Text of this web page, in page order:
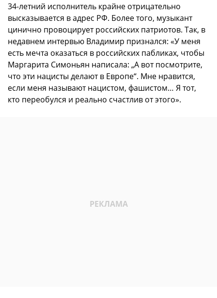
34-летний исполнитель крайне отрицательно
высказывается в адрес РФ. Более того, музыкант
цинично провоцирует российских патриотов. Так, в
недавнем интервью Владимир признался: «У меня
есть мечта оказаться в российских пабликах, чтобы
Маргарита Симоньян написала: „А вот посмотрите,
что эти нацисты делают в Европе“. Мне нравится,
если меня называют нацистом, фашистом… Я тот,
кто переобулся и реально счастлив от этого».